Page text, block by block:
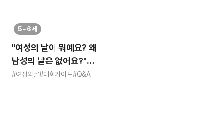
5~6세
"여성의 날이 뭐예요? 왜
남성의 날은 없어요?"
묻는 어린이에게 이렇게
#여성의날#대화가이드#Q&A